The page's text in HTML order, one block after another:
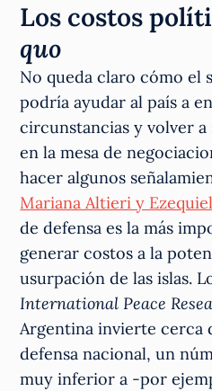
Los costos
quo
No queda claro cómo el
podría ayudar al país a
circunstancias y volver
en la mesa de
hacer algunos
Mariana Altieri y
de defensa es la más
generar costos a la
usurpación de las islas.
International Peace
Argentina invierte cerca
defensa nacional, un
muy inferior a -por